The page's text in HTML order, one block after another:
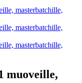
muoveille,